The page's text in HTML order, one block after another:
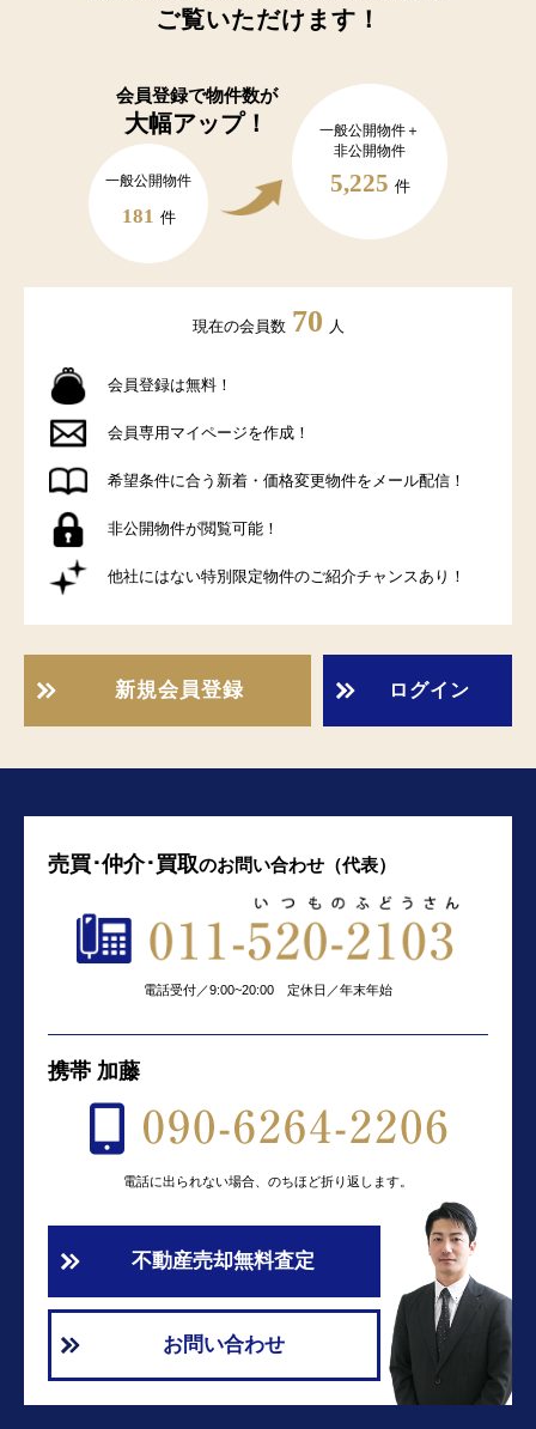
ご覧いただけます！
会員登録で物件数が
大幅アップ！
一般公開物件
181 件
一般公開物件＋
非公開物件
5,225 件
現在の会員数 70 人
会員登録は無料！
会員専用マイページを作成！
希望条件に合う新着・価格変更物件をメール配信！
非公開物件が閲覧可能！
他社にはない特別限定物件のご紹介チャンスあり！
新規会員登録 ログイン
売買･仲介･買取のお問い合わせ（代表）
電話受付／9:00~20:00 定休日／年末年始
携帯 加藤
電話に出られない場合、のちほど折り返します。
不動産売却無料査定
お問い合わせ